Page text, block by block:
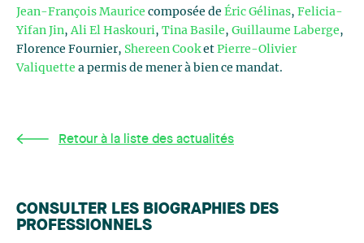
Jean-François Maurice composée de Éric Gélinas, Felicia-
Yifan Jin,Ali El Haskouri, Tina Basile, Guillaume Laberge,
Florence Fournier, Shereen Cooket Pierre-Olivier
Valiquette a permis de mener à bien ce mandat.
Retour à la liste des actualités
CONSULTER LES BIOGRAPHIES DES
PROFESSIONNELS